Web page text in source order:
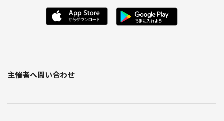
主催者へ問い合わせ